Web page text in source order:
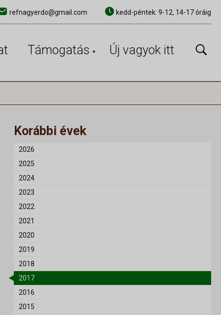
refnagyerdo@gmail.com kedd-péntek: 9-12, 14-17 óráig
Támogatás Új vagyok itt ×
Korábbi évek
2026
2025
2024
2023
2022
2021
2020
2019
2018
2017
2016
2015